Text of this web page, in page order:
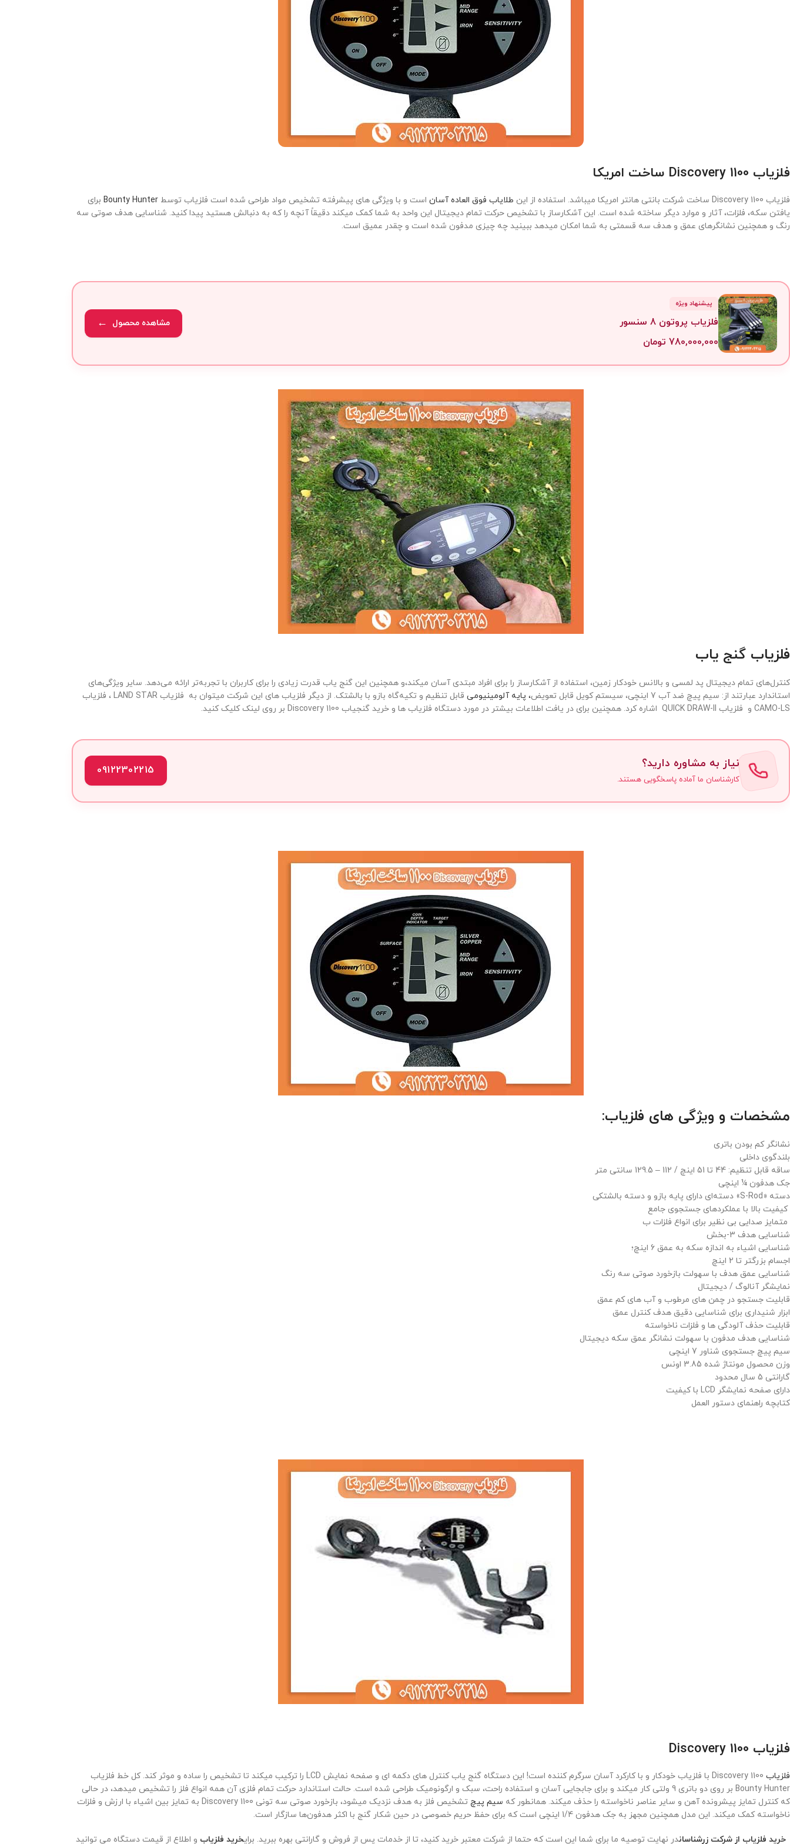
فلزیاب Discovery 1100 ساخت امریکا
فلزیاب Discovery 1100 ساخت شرکت بانتی هانتر امریکا میباشد. استفاده از این طلایاب فوق العاده آسان است و با ویژگی های پیشرفته تشخیص مواد طراحی شده است فلزیاب توسط Bounty Hunter برای
یافتن سکه، فلزات، آثار و موارد دیگر ساخته شده است. این آشکارساز با تشخیص حرکت تمام دیجیتال این واحد به شما کمک میکند دقیقاً آنچه را که به دنبالش هستید پیدا کنید. شناسایی هدف صوتی سه
رنگ و همچنین نشانگرهای عمق و هدف سه قسمتی به شما امکان میدهد ببینید چه چیزی مدفون شده است و چقدر عمیق است.
پیشنهاد ویژه
فلزیاب پروتون 8 سنسور
780,000,000 تومان
مشاهده محصول
فلزیاب گنج یاب
کنترل‌های تمام دیجیتال پد لمسی و بالانس خودکار زمین، استفاده از آشکارساز را برای افراد مبتدی آسان میکند،و همچنین این گنج یاب قدرت زیادی را برای کاربران با تجربه‌تر ارائه می‌دهد. سایر ویژگی‌های
استاندارد عبارتند از: سیم پیچ ضد آب 7 اینچی، سیستم کویل قابل تعویض
، پایه آلومینیومی
قابل تنظیم و تکیه‌گاه بازو با بالشتک. از دیگر فلزیاب های این شرکت میتوان به فلزیاب LAND STAR ، فلزیاب
CAMO-LS و فلزیاب QUICK DRAW-II اشاره کرد. همچنین برای در یافت اطلاعات بیشتر در مورد دستگاه فلزیاب ها و خرید گنجیاب Discovery 1100 بر روی لینک کلیک کنید.
نیاز به مشاوره دارید؟
کارشناسان ما آماده پاسخگویی هستند.
09122302215
مشخصات و ویژگی های فلزیاب:
نشانگر کم بودن باتری
بلندگوی داخلی
ساقه قابل تنظیم: 44 تا 51 اینچ / 112 – 129.5 سانتی متر
جک هدفون ¼ اینچی
دسته «S-Rod» دسته‌ای دارای پایه بازو و دسته بالشتکی
کیفیت بالا با عملکردهای جستجوی جامع
متمایز صدایی بی نظیر برای انواع فلزات ب
شناسایی هدف 3-بخش
شناسایی اشیاء به اندازه سکه به عمق 6 اینچ؛
اجسام بزرگتر تا 2 اینچ
شناسایی عمق هدف با سهولت بازخورد صوتی سه رنگ
نمایشگر آنالوگ / دیجیتال
قابلیت جستجو در چمن های مرطوب و آب های کم عمق
ابزار شنیداری برای شناسایی دقیق هدف کنترل عمق
قابلیت حذف آلودگی ها و فلزات ناخواسته
شناسایی هدف مدفون با سهولت نشانگر عمق سکه دیجیتال
سیم پیچ جستجوی شناور 7 اینچی
وزن محصول مونتاژ شده 3.85 اونس
گارانتی 5 سال محدود
دارای صفحه نمایشگر LCD با کیفیت
کتابچه راهنمای دستور العمل
فلزیاب Discovery 1100
فلزیاب
Discovery 1100 با فلزیاب خودکار و با کارکرد آسان سرگرم کننده است! این دستگاه گنج یاب کنترل های دکمه ای و صفحه نمایش LCD را ترکیب میکند تا تشخیص را ساده و موثر کند. کل خط فلزیاب
Bounty Hunter بر روی دو باتری 9 ولتی کار میکند و برای جابجایی آسان و استفاده راحت، سبک و ارگونومیک طراحی شده است. حالت استاندارد حرکت تمام فلزی آن همه انواع فلز را تشخیص میدهد، در حالی
که کنترل تمایز پیشرونده آهن و سایر عناصر ناخواسته را حذف میکند. همانطور که سیم پیچ
تشخیص فلز به هدف نزدیک میشود، بازخورد صوتی سه تونی Discovery 1100 به تمایز بین اشیاء با ارزش و فلزات
ناخواسته کمک میکند. این مدل همچنین مجهز به جک هدفون 1/4 اینچی است که برای حفظ حریم خصوصی در حین شکار گنج با اکثر هدفون‌ها سازگار است.
خرید فلزیاب از شرکت زرشناساندر نهایت توصیه ما برای شما این است که حتما از شرکت معتبر خرید کنید، تا از خدمات پس از فروش و گارانتی بهره ببرید. برایخرید فلزیاب و اطلاع از قیمت دستگاه می توانید